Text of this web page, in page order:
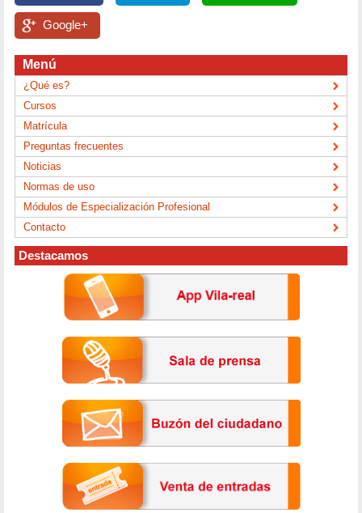
Google+
Menú
¿Qué es?
Cursos
Matrícula
Preguntas frecuentes
Noticias
Normas de uso
Módulos de Especialización Profesional
Contacto
Destacamos